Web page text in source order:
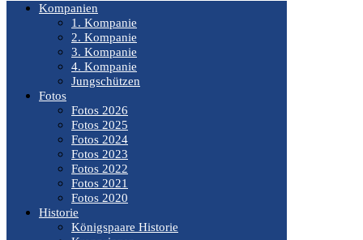
Kompanien
1. Kompanie
2. Kompanie
3. Kompanie
4. Kompanie
Jungschützen
Fotos
Fotos 2026
Fotos 2025
Fotos 2024
Fotos 2023
Fotos 2022
Fotos 2021
Fotos 2020
Historie
Königspaare Historie